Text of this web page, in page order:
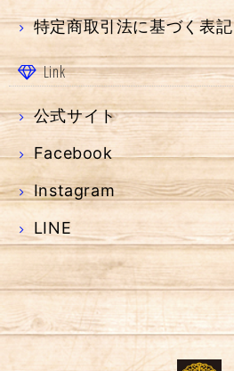
特定商取引法に基づく表記
Link
公式サイト
Facebook
Instagram
LINE